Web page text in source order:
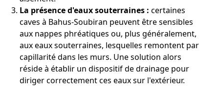
La présence d'eaux souterraines : certaines
caves à Bahus-Soubiran peuvent être sensibles
aux nappes phréatiques ou, plus généralement,
aux eaux souterraines, lesquelles remontent par
capillarité dans les murs. Une solution alors
réside à établir un dispositif de drainage pour
diriger correctement ces eaux sur l'extérieur.